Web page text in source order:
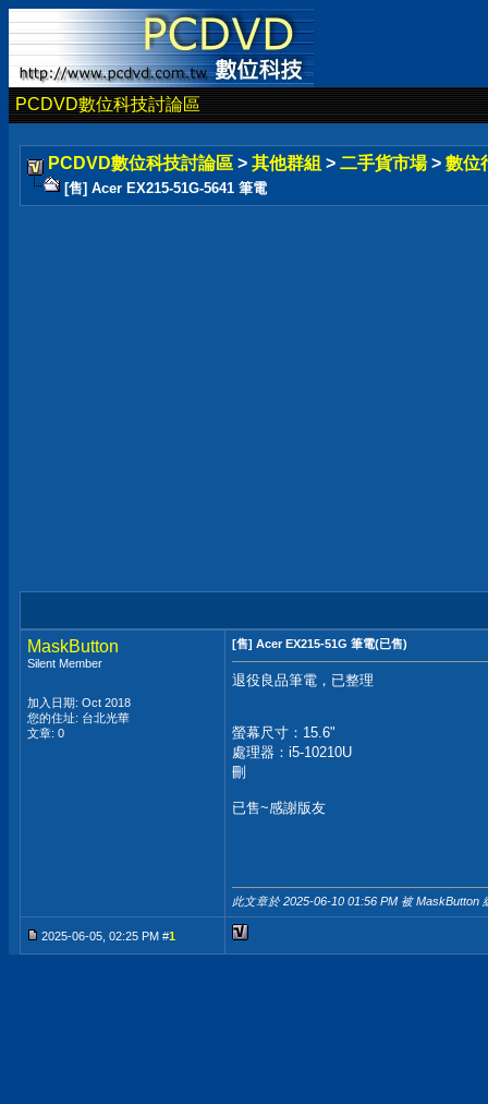
PCDVD數位科技討論區
PCDVD數位科技討論區 > 其他群組 > 二手貨市場 > 數位
[售] Acer EX215-51G-5641 筆電
MaskButton
Silent Member
加入日期: Oct 2018
您的住址: 台北光華
文章: 0
[售] Acer EX215-51G 筆電(已售)
退役良品筆電，已整理
螢幕尺寸：15.6"
處理器：i5-10210U
刪
已售~感謝版友
此文章於 2025-06-10 01:56 PM 被 MaskButton
2025-06-05, 02:25 PM #1